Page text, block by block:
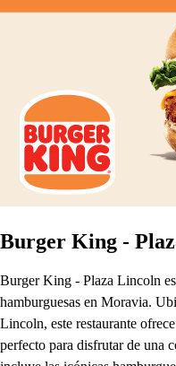
Burger King -
Burger King - Plaza Lincoln
hamburguesas en Moravia.
Lincoln, este restaurante
perfecto para disfrutar de una